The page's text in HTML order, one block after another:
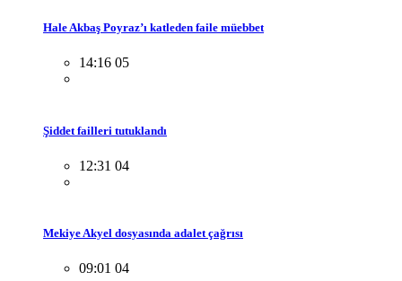
Hale Akbaş Poyraz’ı katleden faile müebbet
14:16 05
Şiddet failleri tutuklandı
12:31 04
Mekiye Akyel dosyasında adalet çağrısı
09:01 04